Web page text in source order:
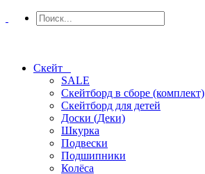
Скейт
SALE
Скейтборд в сборе (комплект)
Скейтборд для детей
Доски (Деки)
Шкурка
Подвески
Подшипники
Колёса